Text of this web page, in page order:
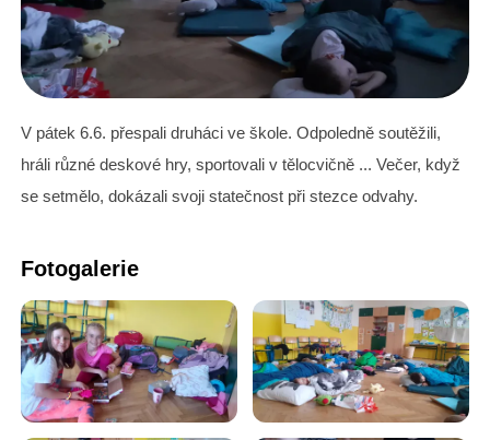
V pátek 6.6. přespali druháci ve škole. Odpoledně soutěžili,
hráli různé deskové hry, sportovali v tělocvičně ... Večer, když
se setmělo, dokázali svoji statečnost při stezce odvahy.
Fotogalerie